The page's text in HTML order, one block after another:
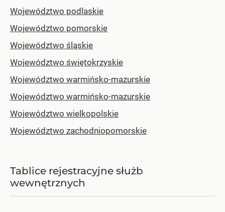
Województwo podlaskie
Województwo pomorskie
Województwo śląskie
Województwo świętokrzyskie
Województwo warmińsko-mazurskie
Województwo warmińsko-mazurskie
Województwo wielkopolskie
Województwo zachodniopomorskie
Tablice rejestracyjne służb
wewnętrznych